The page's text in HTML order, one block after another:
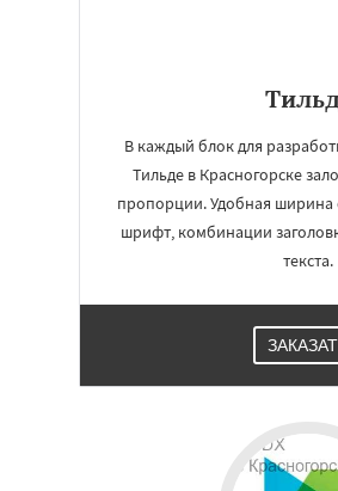
В каждый блок для
Тильде в Красногорске
пропорции. Удобная ширина
шрифт, комбинации
текста.